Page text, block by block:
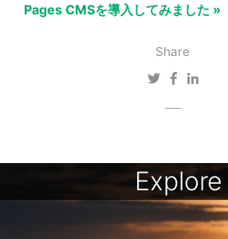
Share
Pages CMSを導入してみました »
Explore